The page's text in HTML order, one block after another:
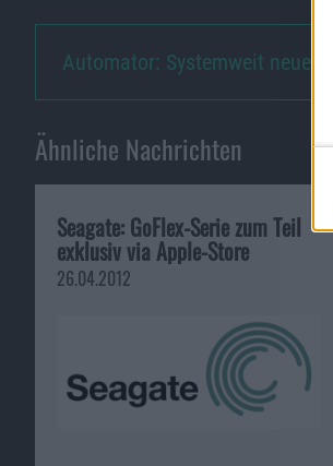
Automator: Systemweit neue
Ähnliche Nachrichten
Seagate: GoFlex-Serie zum Teil
exklusiv via Apple-Store
26.04.2012